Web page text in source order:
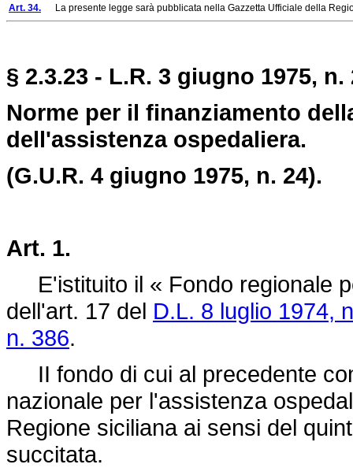
Art. 34. La presente legge sarà pubblicata nella Gazzetta Ufficiale della
§ 2.3.23 - L.R. 3 giugno 1975, n.
Norme per il finanziamento
dell'assistenza ospedaliera.
(G.U.R. 4 giugno 1975, n. 24).
Art. 1.
E'istituito il « Fondo regionale
dell'art. 17 del D.L. 8 luglio 1974,
n. 386.
II fondo di cui al precedente
nazionale per l'assistenza
Regione siciliana ai sensi del
succitata.